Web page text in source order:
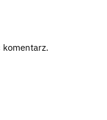
komentarz.